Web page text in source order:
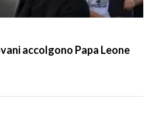
accolgono Papa Leone